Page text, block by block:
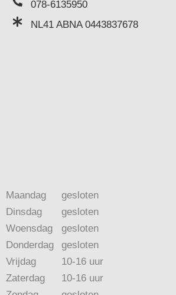
078-6135950
NL41 ABNA 0443837678
Maandag
Dinsdag
Woensdag
Donderdag
Vrijdag
Zaterdag
gesloten
gesloten
gesloten
gesloten
10-16 uur
10-16 uur